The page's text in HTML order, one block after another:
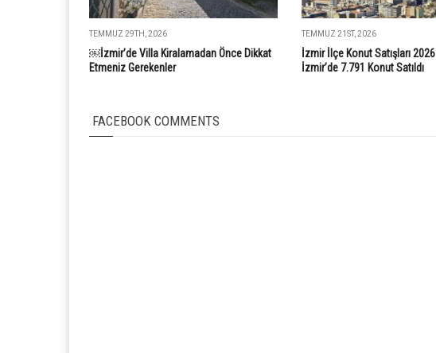
TEMMUZ 29TH, 2026
￼İzmir’de Villa Kiralamadan Önce Dikkat
Etmeniz Gerekenler
TEMMUZ 21ST, 2026
İzmir İlçe Konut Satışları
İzmir’de 7.791 Konut Satıldı
FACEBOOK COMMENTS